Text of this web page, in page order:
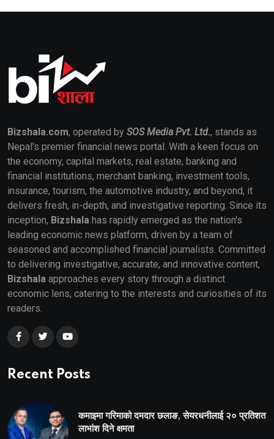
Bizshala.com, operated by SOS Media Pvt. Ltd., stands as
Nepal's premier financial news portal. With a keen focus on
the economy, capital markets, real estate, banking and
financial institutions, merchant banking, investment tools,
insurance, tourism, the automotive industry, and beyond, it
delivers fresh, in-depth, and investigative reporting. Since its
inception, Bizshala has rapidly emerged as the nation's
leading economic news platform, driven by a team of
seasoned and accomplished financial journalists. Committed
to delivering investigative, accurate, and innovative content,
Bizshala approaches every story through a distinct
economic lens, catering to the interests and curiosities of its
readers.
Recent Posts
कमाइमा गरिमाको दमदार छलाङ, सेयरधनीलाई २० प्रतिशत
लाभांश दिने क्षमता